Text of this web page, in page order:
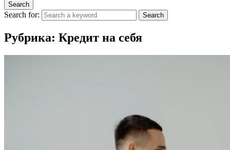
Search
Search for: Search
Рубрика: Кредит на себя